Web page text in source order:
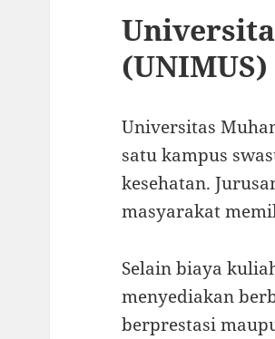
(UNIMUS)
Universitas
satu kampus
kesehatan.
masyarakat
Selain biaya
menyediakan
berprestasi